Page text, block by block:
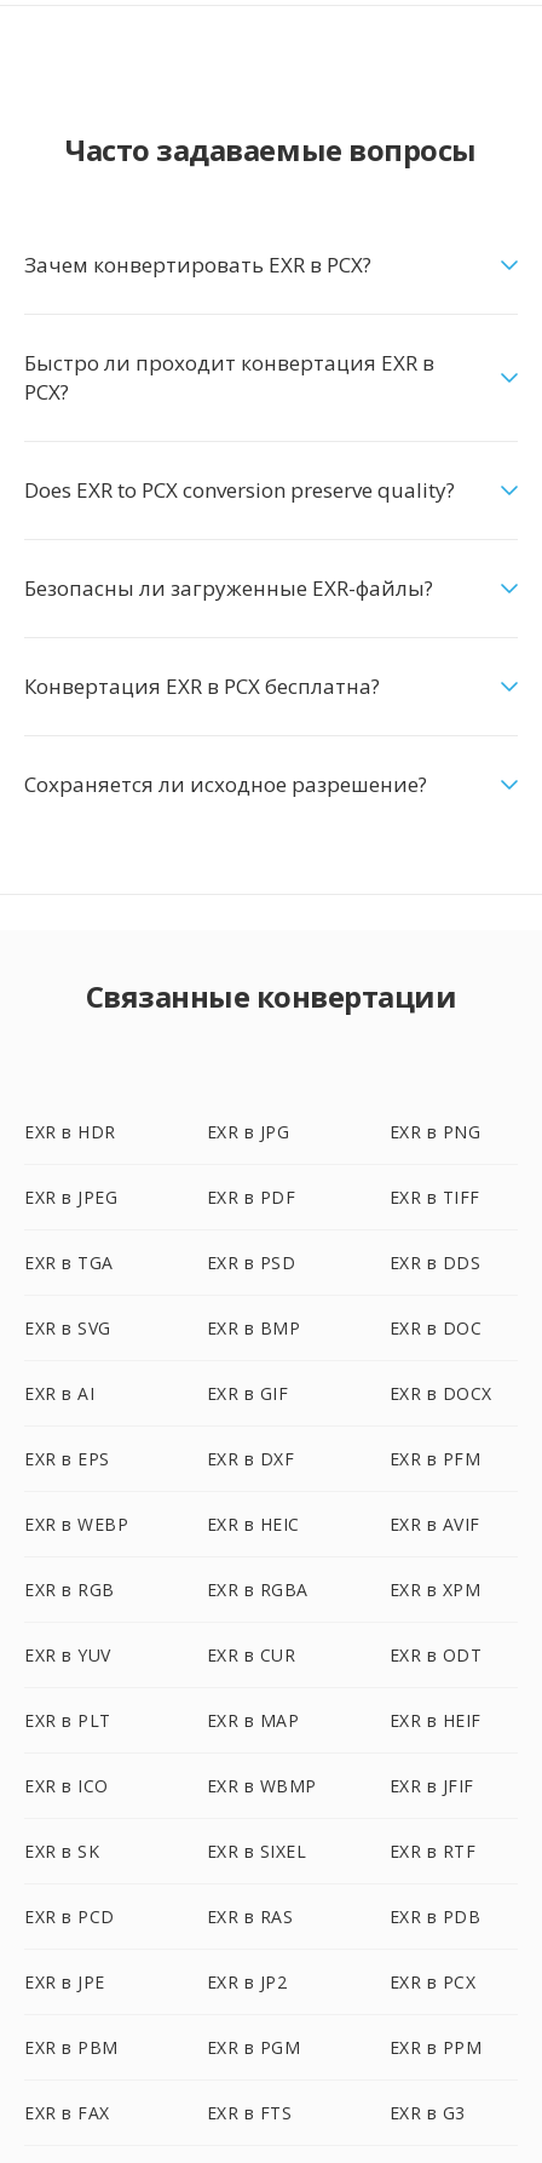
Часто задаваемые вопросы
Зачем конвертировать EXR в PCX?
Быстро ли проходит конвертация EXR в
PCX?
Does EXR to PCX conversion preserve quality?
Безопасны ли загруженные EXR-файлы?
Конвертация EXR в PCX бесплатна?
Сохраняется ли исходное разрешение?
Связанные конвертации
EXR в HDR EXR в JPG EXR в PNG
EXR в JPEG EXR в PDF EXR в TIFF
EXR в TGA EXR в PSD EXR в DDS
EXR в SVG EXR в BMP EXR в DOC
EXR в AI EXR в GIF EXR в DOCX
EXR в EPS EXR в DXF EXR в PFM
EXR в WEBP EXR в HEIC EXR в AVIF
EXR в RGB EXR в RGBA EXR в XPM
EXR в YUV EXR в CUR EXR в ODT
EXR в PLT EXR в MAP EXR в HEIF
EXR в ICO EXR в WBMP EXR в JFIF
EXR в SK EXR в SIXEL EXR в RTF
EXR в PCD EXR в RAS EXR в PDB
EXR в JPE EXR в JP2 EXR в PCX
EXR в PBM EXR в PGM EXR в PPM
EXR в FAX EXR в FTS EXR в G3